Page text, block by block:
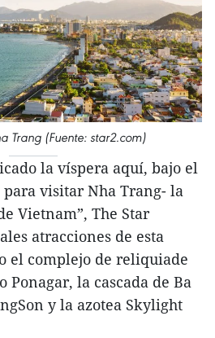
Trang (Fuente: star2.com)
la víspera aquí, bajo el
visitar Nha Trang- la
Vietnam”, The Star
atracciones de esta
el complejo de reliquiade
Ponagar, la cascada de Ba
y la azotea Skylight